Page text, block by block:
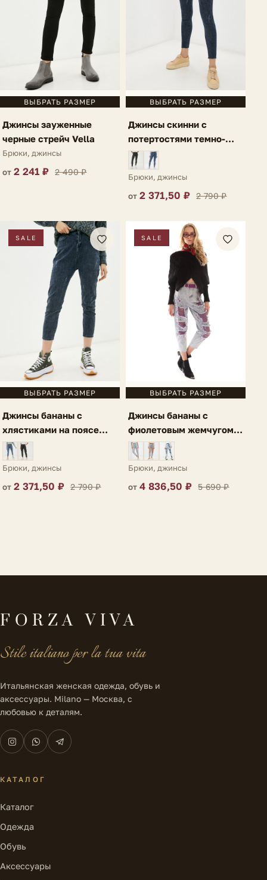
ВЫБРАТЬ РАЗМЕР
Джинсы зауженные
черные стрейч Vella
Брюки, джинсы
от 2 241 ₽ 2 490 ₽
ВЫБРАТЬ РАЗМЕР
Джинсы скинни с
потертостями темно-
синие Caulonia
Брюки, джинсы
от2 371,50 ₽ 2 790 ₽
SALE
ВЫБРАТЬ РАЗМЕР
Джинсы бананы с
хлястиками на поясе
серо-голубые Acri
Брюки, джинсы
от 2 371,50 ₽ 2 790 ₽
SALE
ВЫБРАТЬ РАЗМЕР
Джинсы бананы с
фиолетовым жемчугом
голубые Perla
Брюки, джинсы
от4 836,50 ₽ 5 690 ₽
FORZA VIVA
Stile italiano per la tua vita
Итальянская женская одежда, обувь и
аксессуары. Milano — Москва, с
любовью к деталям.
КАТАЛОГ
Каталог
Одежда
Обувь
Аксессуары